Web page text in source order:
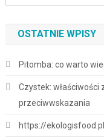
OSTATNIE WPISY
Pitomba: co warto
Czystek:
przeciwwskazania
https://